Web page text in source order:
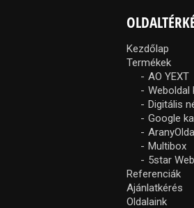
Kezdőlap
Termékek
AO YEXT
Weboldal
Digitális
Google
Multibox
5star
Referenciák
Ajánlatkérés
Oldalaink